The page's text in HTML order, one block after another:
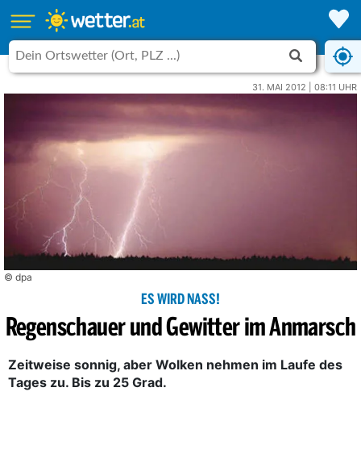
31. MAI 2012 | 08:11 UHR
© dpa
ES WIRD NASS!
Regenschauer und Gewitter im Anmarsch
Zeitweise sonnig, aber Wolken nehmen im Laufe des
Tages zu. Bis zu 25 Grad.